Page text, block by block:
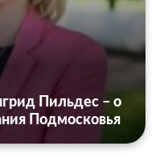
Пильдес – о
Подмосковья